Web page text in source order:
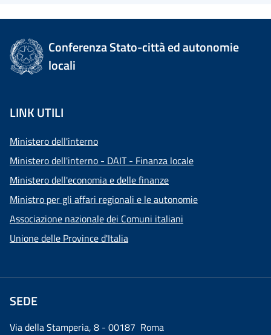
Conferenza Stato-città ed autonomie
locali
LINK UTILI
Ministero dell'interno
Ministero dell'interno - DAIT - Finanza locale
Ministero dell'economia e delle finanze
Ministro per gli affari regionali e le autonomie
Associazione nazionale dei Comuni italiani
Unione delle Province d'Italia
SEDE
Via della Stamperia, 8 - 00187 Roma